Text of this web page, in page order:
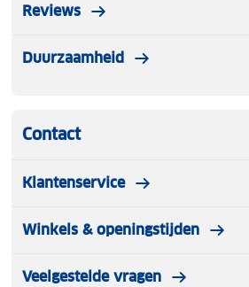
Reviews
Duurzaamheid
Contact
Klantenservice
Winkels & openingstijden
Veelgestelde vragen